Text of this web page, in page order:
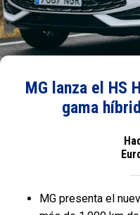
MG lanza el HS
gama
MG presenta el